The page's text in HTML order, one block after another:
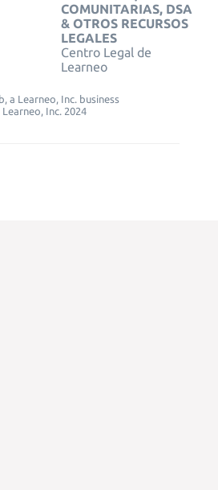
COMUNITARIAS, DSA
& OTROS RECURSOS
LEGALES
Centro Legal de
Learneo
a Learneo, Inc. business
Inc. 2024